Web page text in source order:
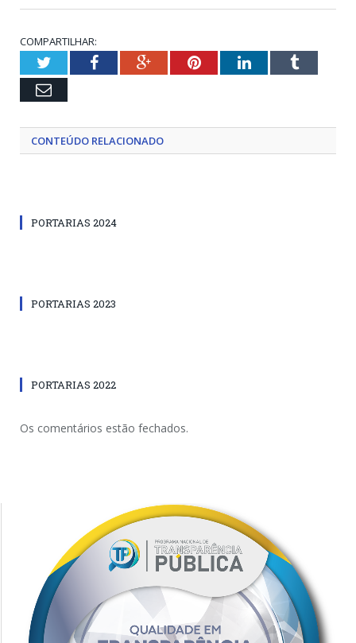
COMPARTILHAR:
TwitterFacebookGoogle+PinterestLinkedInTumblr
Email
CONTEÚDO RELACIONADO
PORTARIAS 2024
PORTARIAS 2023
PORTARIAS 2022
Os comentários estão fechados.